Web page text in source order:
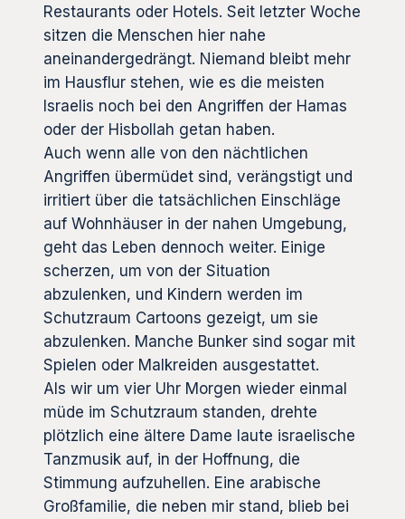
Restaurants oder Hotels. Seit letzter Woche
sitzen die Menschen hier nahe
aneinandergedrängt. Niemand bleibt mehr
im Hausflur stehen, wie es die meisten
Israelis noch bei den Angriffen der Hamas
oder der Hisbollah getan haben.
Auch wenn alle von den nächtlichen
Angriffen übermüdet sind, verängstigt und
irritiert über die tatsächlichen Einschläge
auf Wohnhäuser in der nahen Umgebung,
geht das Leben dennoch weiter. Einige
scherzen, um von der Situation
abzulenken, und Kindern werden im
Schutzraum Cartoons gezeigt, um sie
abzulenken. Manche Bunker sind sogar mit
Spielen oder Malkreiden ausgestattet.
Als wir um vier Uhr Morgen wieder einmal
müde im Schutzraum standen, drehte
plötzlich eine ältere Dame laute israelische
Tanzmusik auf, in der Hoffnung, die
Stimmung aufzuhellen. Eine arabische
Großfamilie, die neben mir stand, blieb bei